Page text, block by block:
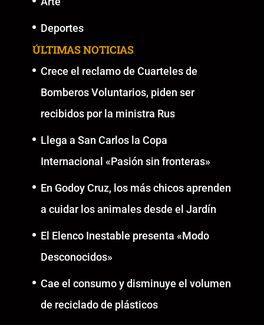
Deportes
ÚLTIMAS NOTICIAS
Crece el reclamo de Cuarteles de
Bomberos Voluntarios, piden ser
recibidos por la ministra Rus
Llega a San Carlos la Copa
Internacional «Pasión sin fronteras»
En Godoy Cruz, los más chicos aprenden
a cuidar los animales desde el Jardín
El Elenco Inestable presenta «Modo
Desconocidos»
Cae el consumo y disminuye el volumen
de reciclado de plásticos